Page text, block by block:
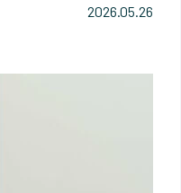
2026.05.26